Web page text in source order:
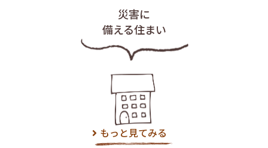
災害に
備える住まい
もっと見てみる